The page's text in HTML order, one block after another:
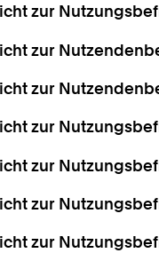
zur
zur
zur
zur
zur
zur
zur